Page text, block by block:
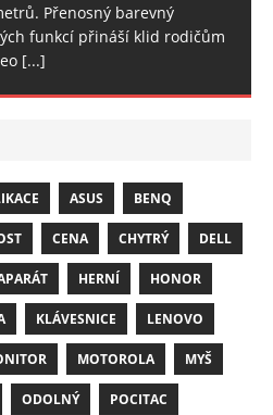
Přenosný barevný
funkcí přináší klid rodičům
[...]
ASUS BENQ
CENA CHYTRÝ DELL
HERNÍ HONOR
KLÁVESNICE LENOVO
MOTOROLA MYŠ
ODOLNÝ POCITAC